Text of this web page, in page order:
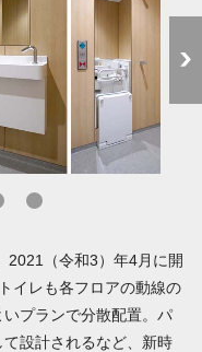
2021（令和3）年4月に開
イレも各フロアの動線の
プランで分散配置。パ
設計されるなど、新時